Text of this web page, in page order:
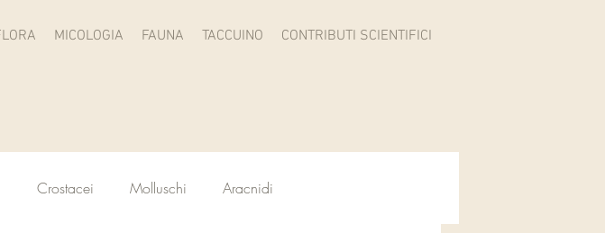
MICOLOGIA FAUNA TACCUINO CONTRIBUTI SCIENTIFICI
Crostacei Molluschi Aracnidi